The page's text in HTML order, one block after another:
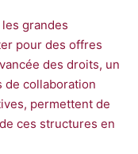
grandes
pour des offres
des droits, un
de collaboration
permettent de
ces structures en